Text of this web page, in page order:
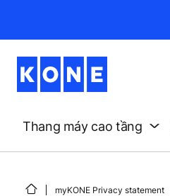
Thang máy cao tầng
myKONE Privacy statement